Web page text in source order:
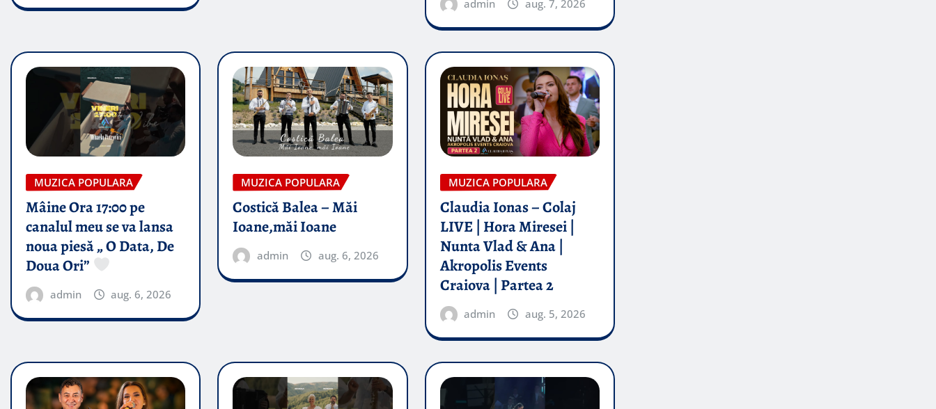
admin aug. 7, 2026
MUZICA POPULARA
Mâine Ora 17:00 pe
canalul meu se va lansa
noua piesă „ O Data, De
Doua Ori”
admin aug. 6, 2026
MUZICA POPULARA
Costică Balea – Măi
Ioane,măi Ioane
admin aug. 6, 2026
MUZICA POPULARA
Claudia Ionas – Colaj
LIVE | Hora Miresei |
Nunta Vlad & Ana |
Akropolis Events
Craiova | Partea 2
admin aug. 5, 2026